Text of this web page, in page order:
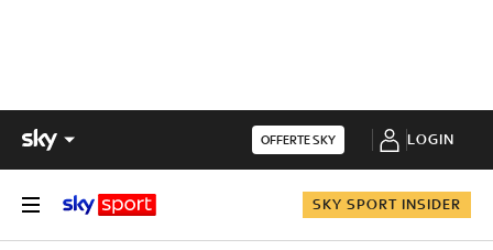
OFFERTE SKY LOGIN
SKY SPORT INSIDER